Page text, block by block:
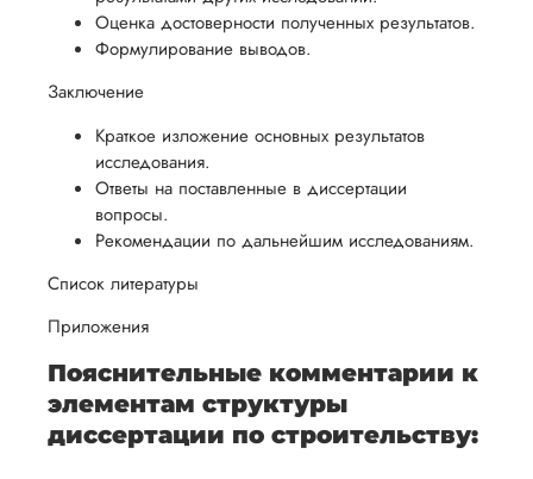
Оценка достоверности полученных результатов.
Формулирование выводов.
Заключение
Краткое изложение основных результатов
исследования.
Ответы на поставленные в диссертации
вопросы.
Рекомендации по дальнейшим исследованиям.
Список литературы
Приложения
Пояснительные комментарии к
элементам структуры
диссертации по строительству: